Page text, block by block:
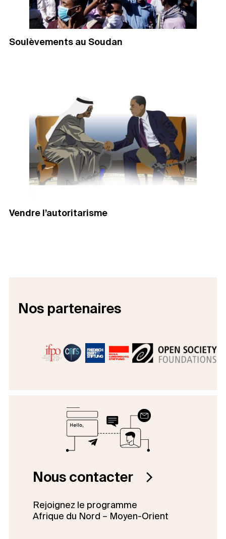
Soulèvements au Soudan
Vendre l’autoritarisme
Nos partenaires
Nous contacter
Rejoignez le programme
Afrique du Nord – Moyen-Orient